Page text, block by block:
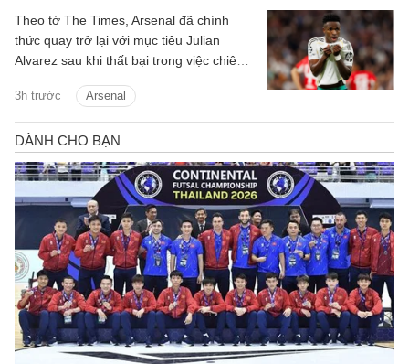
3h trước Arsenal
Theo tờ The Times, Arsenal đã chính
thức quay trở lại với mục tiêu Julian
Alvarez sau khi thất bại trong việc chiêu